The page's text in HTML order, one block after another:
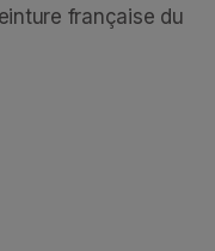
française du